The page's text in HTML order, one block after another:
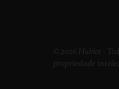
© 2026 Hublot -
propriedade